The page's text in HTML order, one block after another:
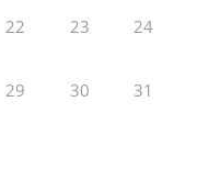
22 23 24
29 30 31